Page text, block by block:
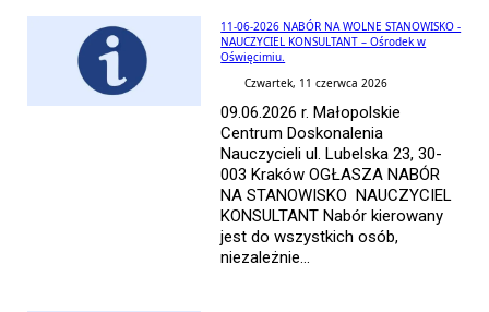
11-06-2026 NABÓR NA WOLNE STANOWISKO -
NAUCZYCIEL KONSULTANT – Ośrodek w
Oświęcimiu.
Czwartek, 11 czerwca 2026
09.06.2026 r. Małopolskie
Centrum Doskonalenia
Nauczycieli ul. Lubelska 23, 30-
003 Kraków OGŁASZA NABÓR
NA STANOWISKO NAUCZYCIEL
KONSULTANT Nabór kierowany
jest do wszystkich osób,
niezależnie...